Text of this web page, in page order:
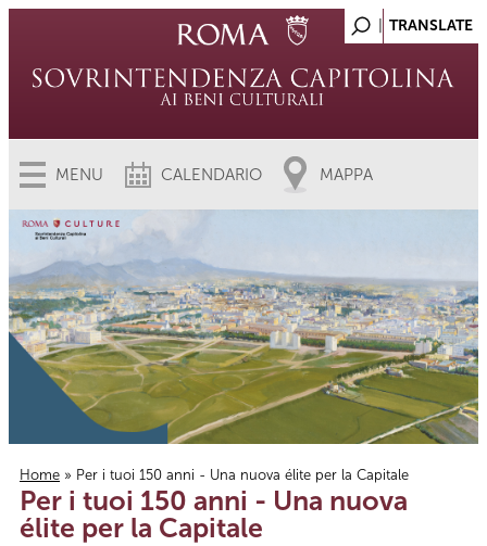
MENU CALENDARIO MAPPA
Tu sei qui
Home » Per i tuoi 150 anni - Una nuova élite per la Capitale
Per i tuoi 150 anni - Una nuova
élite per la Capitale